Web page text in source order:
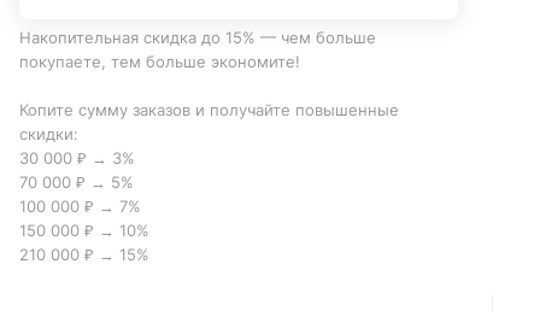
Накопительная скидка до 15% — чем больше
покупаете, тем больше экономите!
Копите сумму заказов и получайте повышенные
скидки:
30 000 ₽ → 3%
70 000 ₽ → 5%
100 000 ₽ → 7%
150 000 ₽ → 10%
210 000 ₽ → 15%